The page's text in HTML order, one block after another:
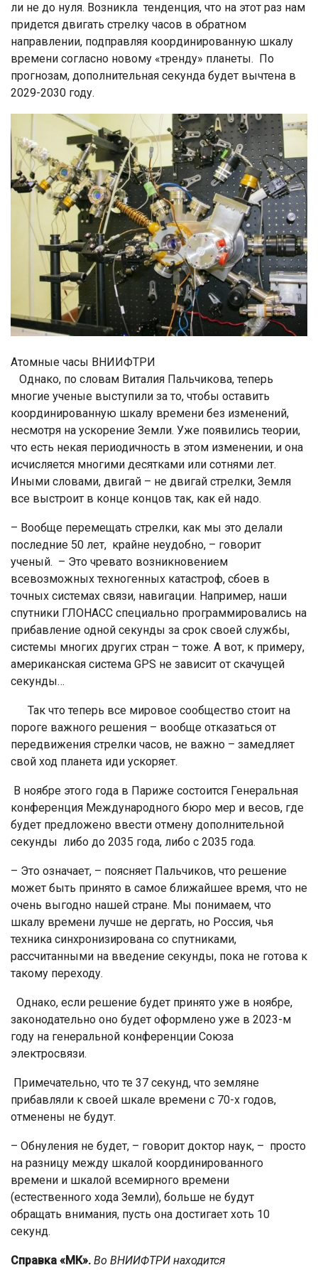
ли не до нуля. Возникла тенденция, что на этот раз нам
придется двигать стрелку часов в обратном
направлении, подправляя координированную шкалу
времени согласно новому «тренду» планеты. По
прогнозам, дополнительная секунда будет вычтена в
2029-2030 году.
Атомные часы ВНИИФТРИ
Однако, по словам Виталия Пальчикова, теперь
многие ученые выступили за то, чтобы оставить
координированную шкалу времени без изменений,
несмотря на ускорение Земли. Уже появились теории,
что есть некая периодичность в этом изменении, и она
исчисляется многими десятками или сотнями лет.
Иными словами, двигай – не двигай стрелки, Земля
все выстроит в конце концов так, как ей надо.
– Вообще перемещать стрелки, как мы это делали
последние 50 лет, крайне неудобно, – говорит
ученый. – Это чревато возникновением
всевозможных техногенных катастроф, сбоев в
точных системах связи, навигации. Например, наши
спутники ГЛОНАСС специально программировались на
прибавление одной секунды за срок своей службы,
системы многих других стран – тоже. А вот, к примеру,
американская система GPS не зависит от скачущей
секунды…
Так что теперь все мировое сообщество стоит на
пороге важного решения – вообще отказаться от
передвижения стрелки часов, не важно – замедляет
свой ход планета иди ускоряет.
В ноябре этого года в Париже состоится Генеральная
конференция Международного бюро мер и весов, где
будет предложено ввести отмену дополнительной
секунды либо до 2035 года, либо с 2035 года.
– Это означает, – поясняет Пальчиков, что решение
может быть принято в самое ближайшее время, что не
очень выгодно нашей стране. Мы понимаем, что
шкалу времени лучше не дергать, но Россия, чья
техника синхронизирована со спутниками,
рассчитанными на введение секунды, пока не готова к
такому переходу.
Однако, если решение будет принято уже в ноябре,
законодательно оно будет оформлено уже в 2023-м
году на генеральной конференции Союза
электросвязи.
Примечательно, что те 37 секунд, что земляне
прибавляли к своей шкале времени с 70-х годов,
отменены не будут.
– Обнуления не будет, – говорит доктор наук, – просто
на разницу между шкалой координированного
времени и шкалой всемирного времени
(естественного хода Земли), больше не будут
обращать внимания, пусть она достигает хоть 10
секунд.
Справка «МК». Во ВНИИФТРИ находится